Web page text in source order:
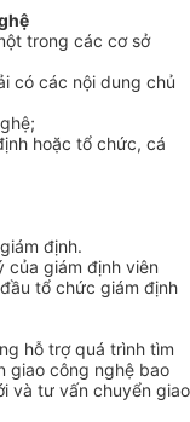
trong các cơ sở
có các nội dung chủ
hoặc tổ chức, cá
định.
của giám định viên
tổ chức giám định
hỗ trợ quá trình tìm
giao công nghệ bao
và tư vấn chuyển giao